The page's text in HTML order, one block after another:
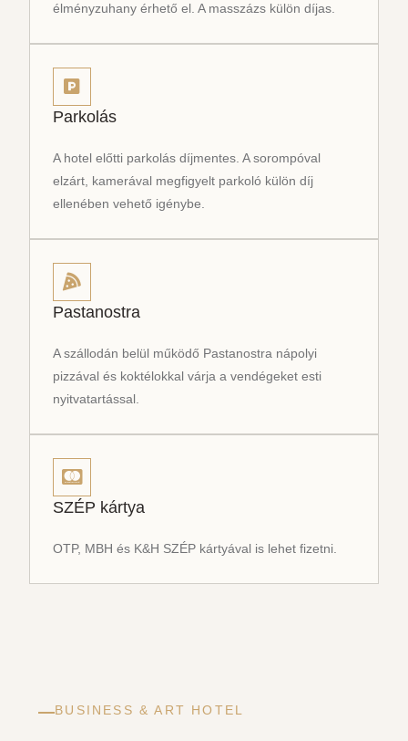
élményzuhany érhető el. A masszázs külön díjas.
Parkolás
A hotel előtti parkolás díjmentes. A sorompóval
elzárt, kamerával megfigyelt parkoló külön díj
ellenében vehető igénybe.
Pastanostra
A szállodán belül működő Pastanostra nápolyi
pizzával és koktélokkal várja a vendégeket esti
nyitvatartással.
SZÉP kártya
OTP, MBH és K&H SZÉP kártyával is lehet fizetni.
BUSINESS & ART HOTEL